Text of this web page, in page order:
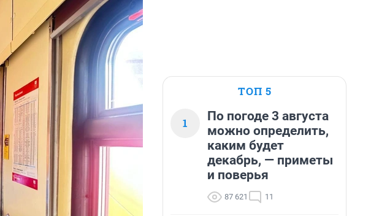
ТОП 5
1
По погоде 3 августа
можно определить,
каким будет
декабрь, — приметы
и поверья
87 621 11